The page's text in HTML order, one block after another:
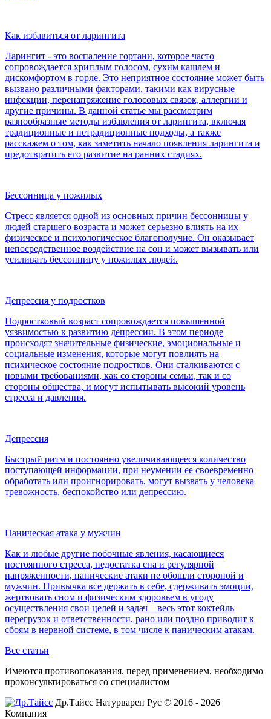
Как избавиться от ларингита
Ларингит - это воспаление гортани, которое часто
сопровождается хриплым голосом, сухим кашлем и
дискомфортом в горле. Это неприятное состояние может быть
вызвано различными факторами, такими как вирусные
инфекции, перенапряжение голосовых связок, аллергии и
другие причины. В данной статье мы рассмотрим
разнообразные методы избавления от ларингита, включая
традиционные и нетрадиционные подходы, а также
расскажем о том, как заметить начало появления ларингита и
предотвратить его развитие на ранних стадиях.
Бессонница у пожилых
Стресс является одной из основных причин бессонницы у
людей старшего возраста и может серьезно влиять на их
физическое и психологическое благополучие. Он оказывает
непосредственное воздействие на сон и может вызывать или
усиливать бессонницу у пожилых людей.
Депрессия у подростков
Подростковый возраст сопровождается повышенной
уязвимостью к развитию депрессии. В этом периоде
происходят значительные физические, эмоциональные и
социальные изменения, которые могут повлиять на
психическое состояние подростков. Они сталкиваются с
новыми требованиями, как со стороны семьи, так и со
стороны общества, и могут испытывать высокий уровень
стресса и давления.
Депрессия
Быстрый ритм и постоянно увеличивающееся количество
поступающей информации, при неумении ее своевременно
обработать или проигнорировать, могут вызвать у человека
тревожность, беспокойство или депрессию.
Паническая атака у мужчин
Как и любые другие побочные явления, касающиеся
постоянного стресса, недостатка сна и регулярной
напряженности, панические атаки не обошли стороной и
мужчин. Привычка все держать в себе, сдерживать эмоции,
жертвовать сном и физическим здоровьем в угоду
осуществления свои целей и задач – весь этот коктейль
перегрузок и ответственности, рано или поздно приводит к
сбоям в нервной системе, в том числе к паническим атакам.
Все статьи
Имеются противопоказания. перед применением, необходимо
проконсультироваться со специалистом
Др.Тайсс Натурварен Рус © 2016 - 2026
Компания